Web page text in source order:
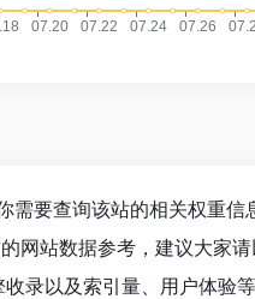
需要查询该站的相关权重信
网站数据参考，建议大家
录以及索引量、用户体验